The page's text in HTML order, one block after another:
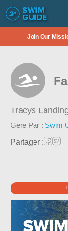
Join Our
Tracys
Géré Par : Swim
Partager :